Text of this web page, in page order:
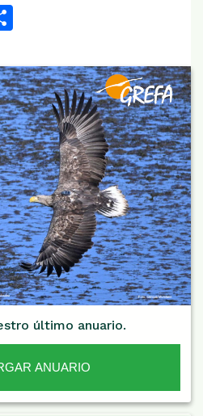
último anuario.
ANUARIO